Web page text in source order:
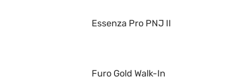
Essenza Pro PNJ II
Furo Gold Walk-In